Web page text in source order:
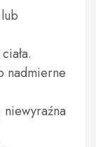
nadmierne